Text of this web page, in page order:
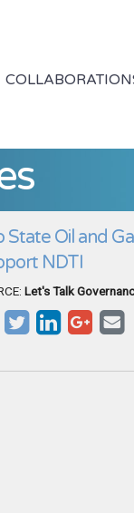
State Oil and
NDTI
Let's Talk